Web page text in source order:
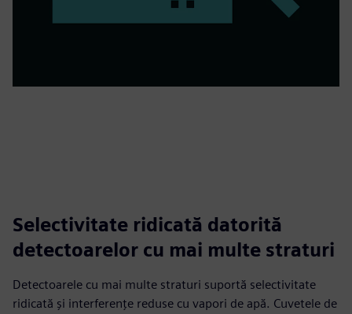
Selectivitate ridicată datorită
detectoarelor cu mai multe straturi
Detectoarele cu mai multe straturi suportă selectivitate
ridicată și interferențe reduse cu vapori de apă. Cuvetele de